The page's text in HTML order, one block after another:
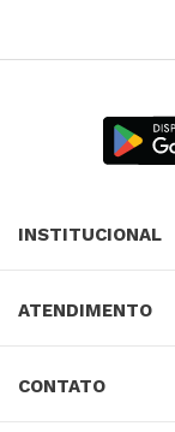
INSTITUCIONAL
ATENDIMENTO
CONTATO